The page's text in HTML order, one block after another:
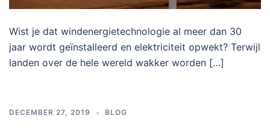
Wist je dat windenergietechnologie al meer dan 30
jaar wordt geïnstalleerd en elektriciteit opwekt? Terwijl
landen over de hele wereld wakker worden […]
DECEMBER 27, 2019 BLOG